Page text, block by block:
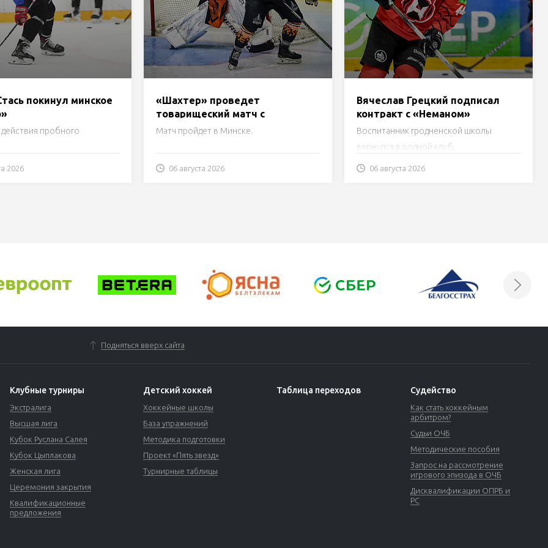
покинул минское
пробного
2026
«Шахтер» проведет
товарищеский матч с
«Норильском» 15 августа
Матч пройдет в Минске.
06 августа 2026
Вячеслав Грецкий подписал
контракт с «Неманом»
Воспитанник гродненской школы
вернулся в родной клуб.
06 августа 2026
Подняться вверх сайта
Клубные турниры
Экстралига
Высшая лига
Кубок Руслана Салея
Кубок Цыплакова
Женская лига
Церемония закрытия
Квалификационные
предложения
Детский хоккей
Хоккейные школы
База упражнений
Методика подготовки
Проект «Пять звезд»
Турнирные таблицы
Таблица переходов Судейство
Как стать хоккейным
арбитром?
Судьи ОЧБ
Методические пособия
Запрос на рассмотрение
игрового эпизода в ОЧБ
Дисквалификации ОПРБ и
РС